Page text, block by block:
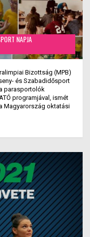
NAPJA
Bizottság (MPB)
és Szabadidősport
parasportolók
programjával, ismét
Magyarország oktatási